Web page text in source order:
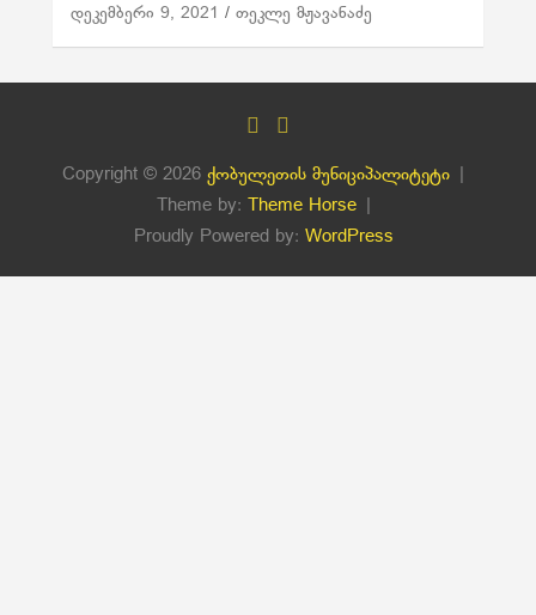
დეკემბერი 9, 2021 თეკლე მჟავანაძე
Copyright © 2026 ქობულეთის მუნიციპალიტეტი
Theme by: Theme Horse
Proudly Powered by: WordPress